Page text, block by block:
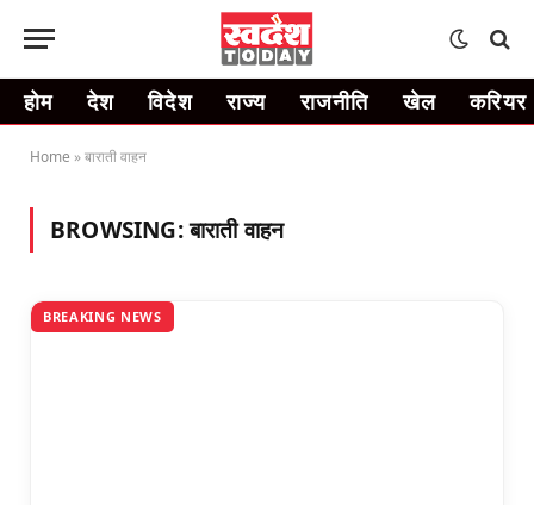
होम देश विदेश राज्य राजनीति खेल करियर
Home »बाराती वाहन
BROWSING:बाराती वाहन
BREAKING NEWS